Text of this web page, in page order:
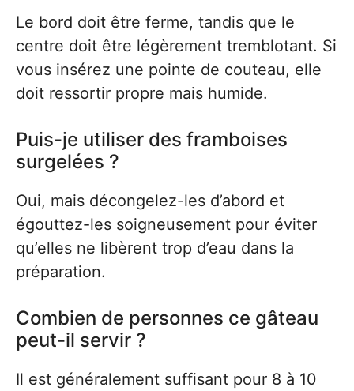
Le bord doit être ferme, tandis que le
centre doit être légèrement tremblotant. Si
vous insérez une pointe de couteau, elle
doit ressortir propre mais humide.
Puis-je utiliser des framboises
surgelées ?
Oui, mais décongelez-les d’abord et
égouttez-les soigneusement pour éviter
qu’elles ne libèrent trop d’eau dans la
préparation.
Combien de personnes ce gâteau
peut-il servir ?
Il est généralement suffisant pour 8 à 10